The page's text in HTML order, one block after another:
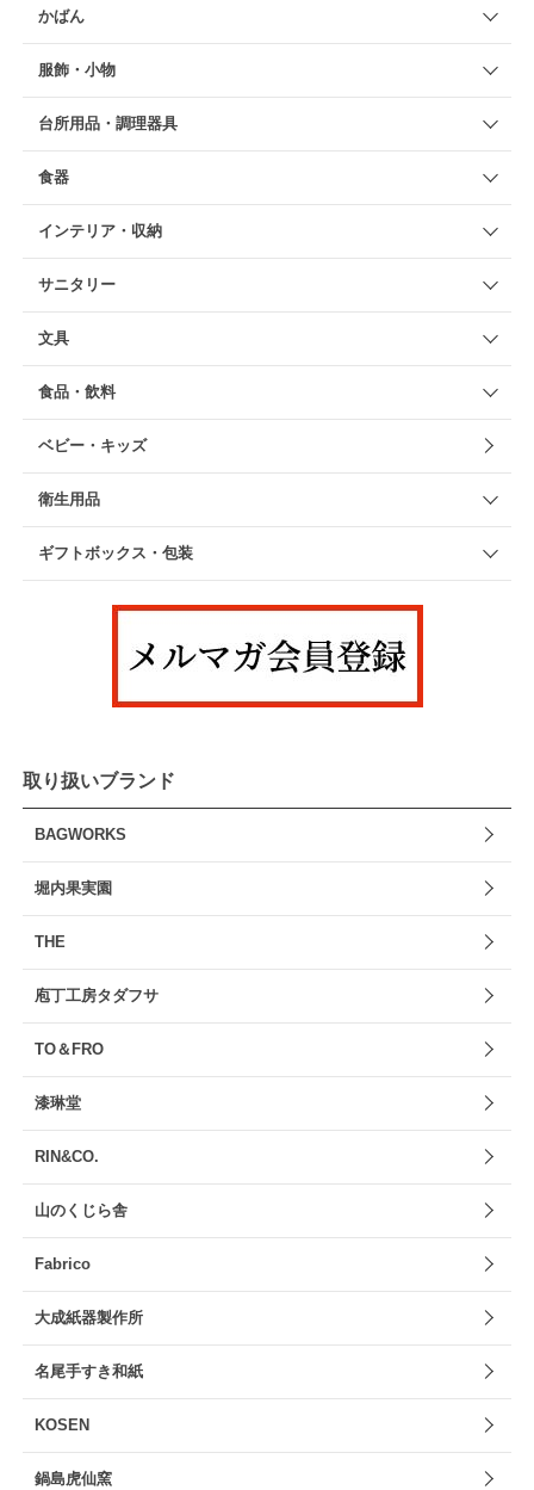
かばん
服飾・小物
台所用品・調理器具
食器
インテリア・収納
サニタリー
文具
食品・飲料
ベビー・キッズ
衛生用品
ギフトボックス・包装
取り扱いブランド
BAGWORKS
堀内果実園
THE
庖丁工房タダフサ
TO＆FRO
漆琳堂
RIN&CO.
山のくじら舎
Fabrico
大成紙器製作所
名尾手すき和紙
KOSEN
鍋島虎仙窯